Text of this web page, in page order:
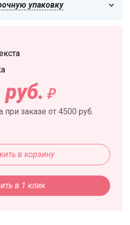
упаковку
руб.
при заказе от 4500 руб.
в корзину
в 1 клик